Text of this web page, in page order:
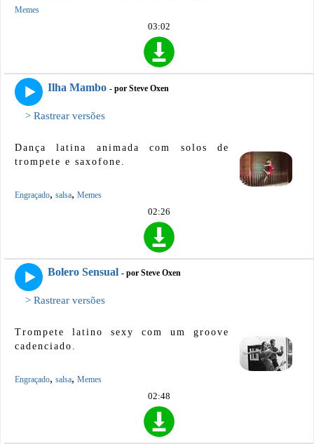
Memes
03:02
Ilha Mambo - por Steve Oxen
> Rastrear versões
Dança latina animada com solos de
trompete e saxofone.
Engraçado, salsa, Memes
02:26
Bolero Sensual - por Steve Oxen
> Rastrear versões
Trompete latino sexy com um groove
cadenciado.
Engraçado, salsa, Memes
02:48